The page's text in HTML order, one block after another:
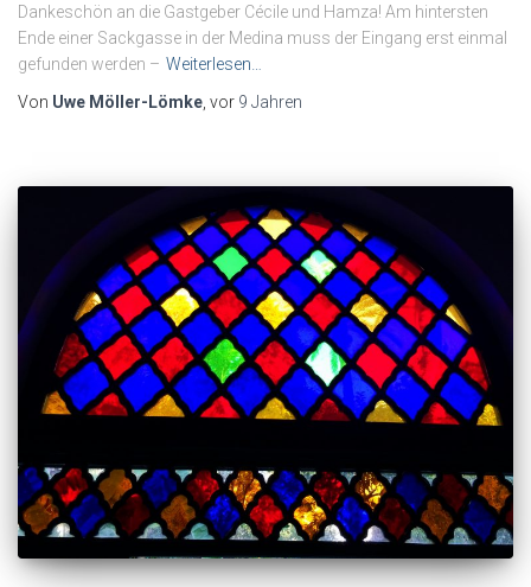
Dankeschön an die Gastgeber Cécile und Hamza! Am hintersten
Ende einer Sackgasse in der Medina muss der Eingang erst einmal
gefunden werden – Weiterlesen…
Von Uwe Möller-Lömke, vor 9 Jahren